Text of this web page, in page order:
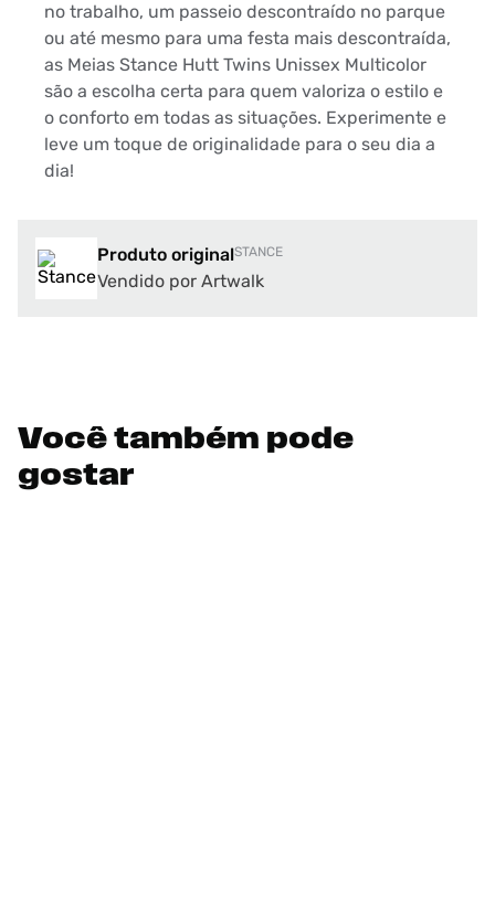
no trabalho, um passeio descontraído no parque
ou até mesmo para uma festa mais descontraída,
as Meias Stance Hutt Twins Unissex Multicolor
são a escolha certa para quem valoriza o estilo e
o conforto em todas as situações. Experimente e
leve um toque de originalidade para o seu dia a
dia!
Produto originalSTANCE
Vendido por Artwalk
Você também pode
gostar